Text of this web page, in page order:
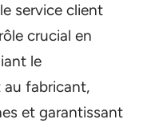
service client
crucial en
le
fabricant,
et garantissant